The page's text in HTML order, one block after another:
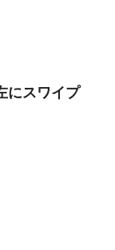
にスワイプ